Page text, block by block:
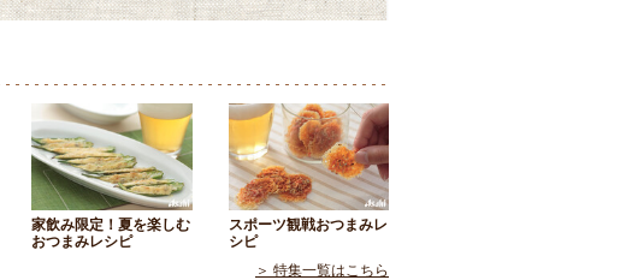
家飲み限定！夏を楽しむ
おつまみレシピ
スポーツ観戦おつまみレ
シピ
＞ 特集一覧はこちら